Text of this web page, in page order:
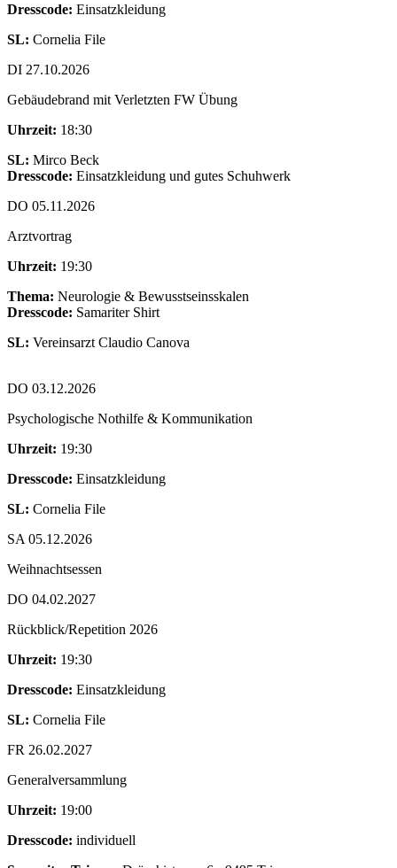
Dresscode: Einsatzkleidung
SL: Cornelia File
DI 27.10.2026
Gebäudebrand mit Verletzten FW Übung
Uhrzeit: 18:30
SL: Mirco Beck
Dresscode: Einsatzkleidung und gutes Schuhwerk
DO 05.11.2026
Arztvortrag
Uhrzeit: 19:30
Thema: Neurologie & Bewusstseinsskalen
Dresscode: Samariter Shirt
SL: Vereinsarzt Claudio Canova
DO 03.12.2026
Psychologische Nothilfe & Kommunikation
Uhrzeit: 19:30
Dresscode: Einsatzkleidung
SL: Cornelia File
SA 05.12.2026
Weihnachtsessen
DO 04.02.2027
Rückblick/Repetition 2026
Uhrzeit: 19:30
Dresscode: Einsatzkleidung
SL: Cornelia File
FR 26.02.2027
Generalversammlung
Uhrzeit: 19:00
Dresscode: individuell